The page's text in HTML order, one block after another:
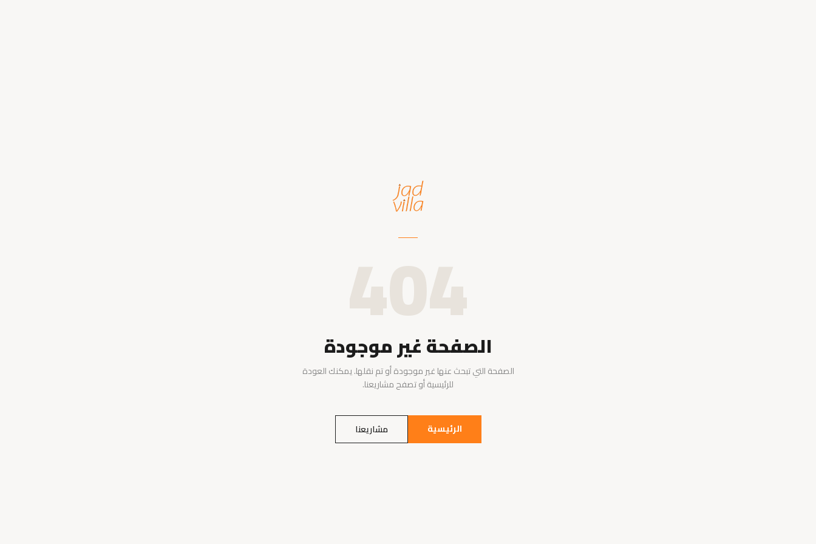
404
الصفحة غير موجودة
الصفحة التي تبحث عنها غير موجودة أو تم نقلها. يمكنك العودة
للرئيسية أو تصفح مشاريعنا.
الرئيسية مشاريعنا